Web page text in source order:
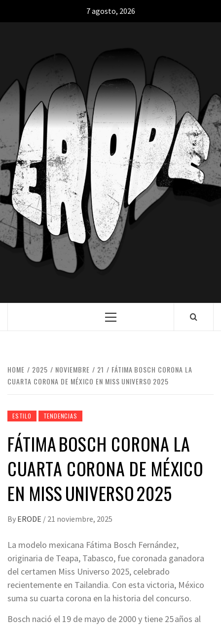
7 agosto, 2026
HOME 2025 NOVIEMBRE 21
FÁTIMA BOSCH CORONA LA
CUARTA CORONA DE MÉXICO EN MISS UNIVERSO 2025
ESTILO TENDENCIAS
FÁTIMA BOSCH CORONA LA
CUARTA CORONA DE MÉXICO
EN MISS UNIVERSO 2025
By ERODE / 21 noviembre, 2025
La modelo mexicana Fátima Bosch Fernández,
originaria de Teapa, Tabasco, fue coronada ganadora
del certamen Miss Universo 2025, celebrado
recientemente en Tailandia. Con esta victoria, México
suma su cuarta corona en la historia del concurso.
Bosch nació el 19 de mayo de 2000 y tiene 25 años al